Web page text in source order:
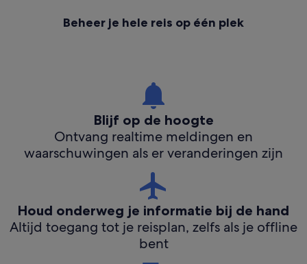
Beheer je hele reis op één plek
Blijf op de hoogte
Ontvang realtime meldingen en
waarschuwingen als er veranderingen zijn
Houd onderweg je informatie bij de hand
Altijd toegang tot je reisplan, zelfs als je offline
bent